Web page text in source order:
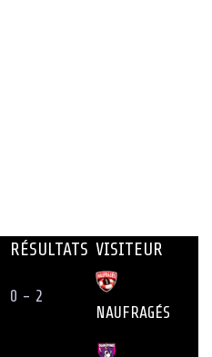
RÉSULTATS VISITEUR
0 - 2
NAUFRAGÉS